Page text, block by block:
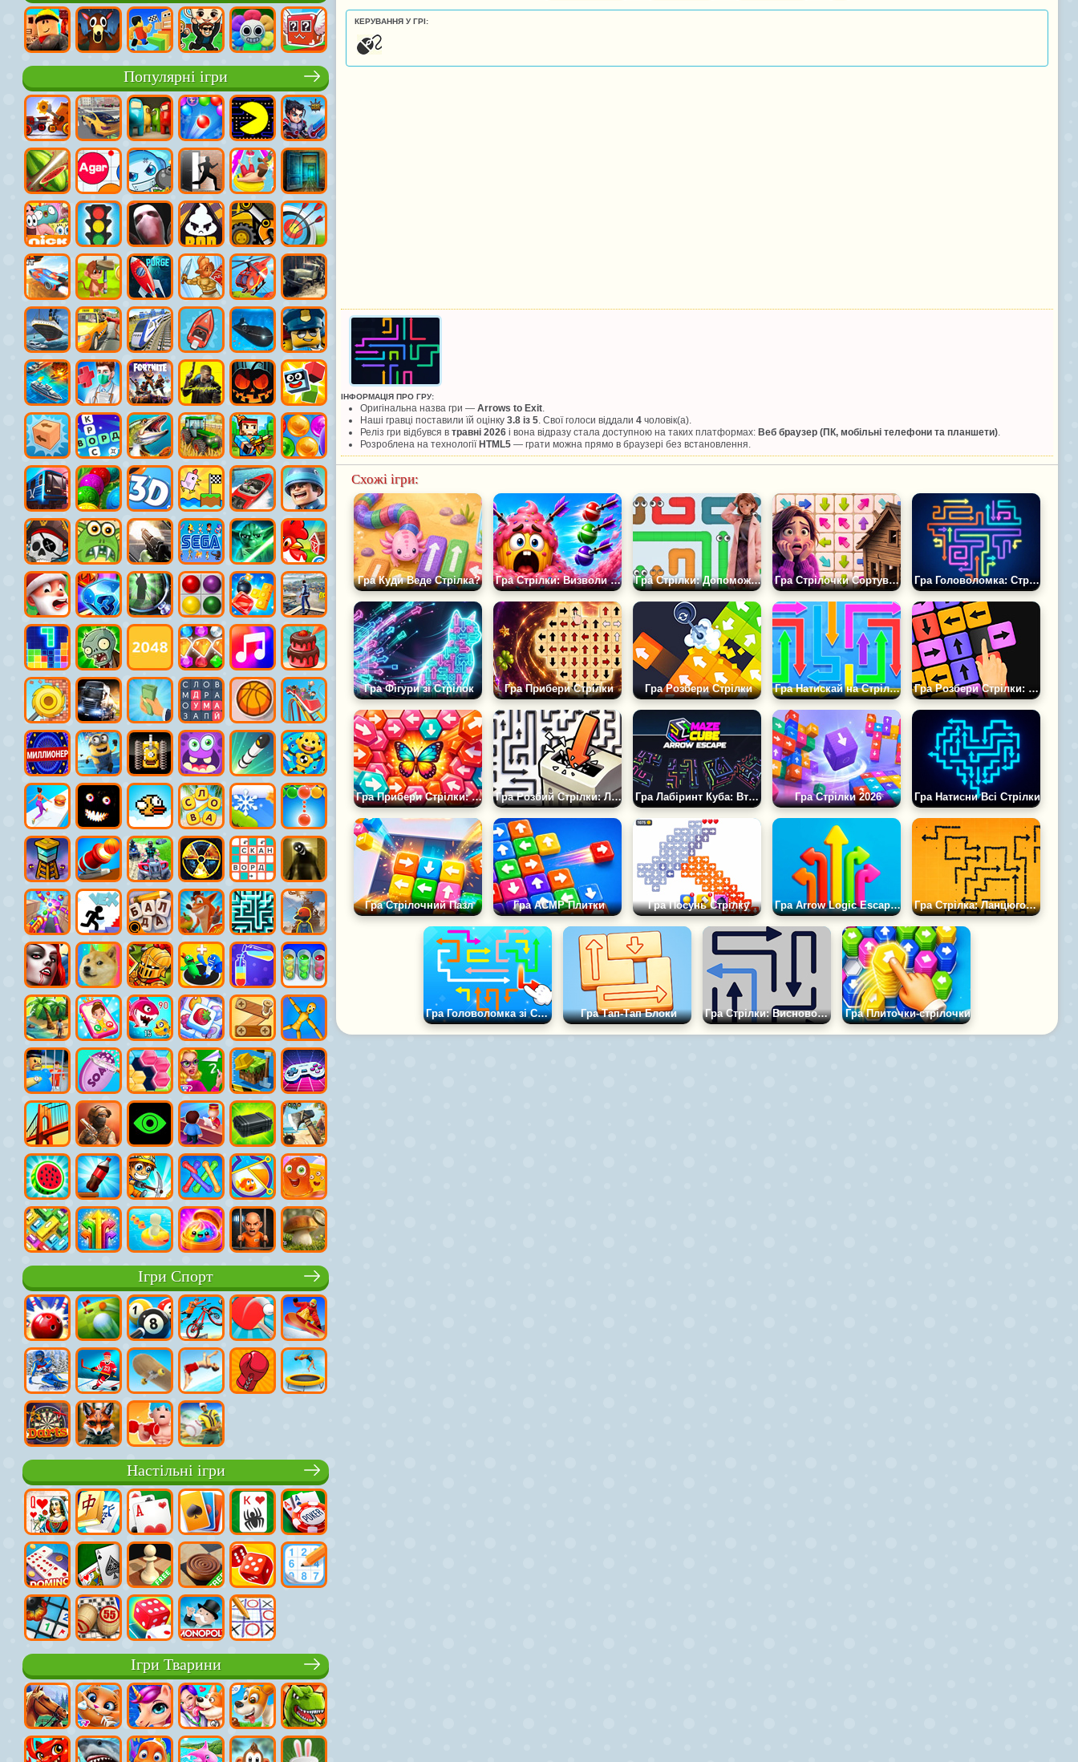
Популярні ігри
Ігри Спорт
Настільні ігри
Ігри Тварини
КЕРУВАННЯ У ГРІ:
ІНФОРМАЦІЯ ПРО ГРУ:
Оригінальна назва гри — Arrows to Exit
Наші гравці поставили їй оцінку 3.8 із 5 . Свої голоси віддали 4 чоловік(а).
Реліз гри відбувся в травні 2026 і вона відразу стала доступною на таких платформах: Веб браузер (ПК, мобільні телефони та планшети)
Розроблена на технологіїHTML5 — грати можна прямо в браузері без встановлення.
Схожі ігри:
Гра Куди Веде Стрілка? Гра Стрілки: Визволи Кекс Гра Стрілки: Допоможи Цій Родині Гра Стрілочки Сортування: Побудуй Свій Будинок Гра Головоломка: Стрілки та Змійки
Гра Фігури зі Стрілок Гра Прибери Стрілки Гра Розбери Стрілки Гра Натискай на Стрілки Гра Розбери Стрілки: Прокачай Мозок
Гра Прибери Стрілки: Гекси Гра Розбий Стрілки: Ліні Лабіринт Гра Лабіринт Куба: Втеча за Стрілками Гра Стрілки 2026 Гра Натисни Всі Стрілки
Гра Стрілочний Пазл Гра АСМР Плитки Гра Посунь Стрілку Гра Arrow Logic Escape: Головоломка Лабіринт Гра Стрілка: Ланцюгова Реакція
Гра Головоломка зі Стрілками Втеча Гра Тап-Тап Блоки Гра Стрілки: Висновок і З'єднання Гра Плиточки-стрілочки